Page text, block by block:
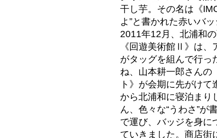
干し芋。その名は《
よ”と書かれた赤いバ
2011年12月、北浦和
《回遊美術館Ⅱ》は、
がタッグを組んで行っ
ね、山本耕一郎さんの
ト》が会期に先がけ
から北浦和に寝泊まり
ん、色々な“うわさ”が
で運び、バッジを身に
ていきました。商店街